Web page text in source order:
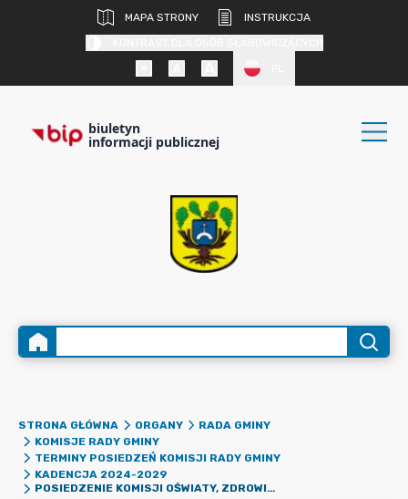
MAPA STRONY
INSTRUKCJA
biuletyn
informacji publicznej
STRONA GŁÓWNA ORGANY
RADA GMINY
KOMISJE RADY GMINY
TERMINY POSIEDZEŃ KOMISJI RADY GMINY
KADENCJA 2024-2029
POSIEDZENIE KOMISJI OŚWIATY, ZDROWIA, KULTURY, TURYSTYKI, SPORTU, PROMOCJI GMINY I POLITYKI SPOŁECZNEJ - 12 SIERPNIA 2025 R.